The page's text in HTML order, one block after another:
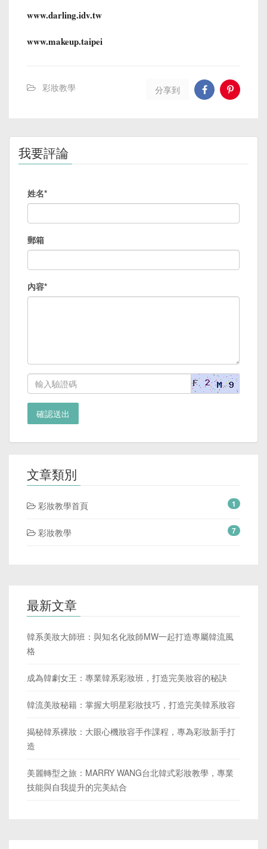
www.darling.idv.tw
www.makeup.taipei
彩妝教學 分享到
我要評論
姓名*
郵箱
內容*
確認送出
文章類別
彩妝教學首頁 1
彩妝教學 7
最新文章
韓系美妝大師班：與知名化妝師MW一起打造專屬韓流風
格
成為韓劇女王：專業韓系彩妝班，打造完美妝容的秘訣
韓流美妝秘籍：掌握大明星彩妝技巧，打造完美韓系妝容
揭秘韓系裸妝：大眼心機妝容手作課程，專為彩妝新手打
造
美麗轉型之旅：MARRY WANG台北韓式彩妝教學，專業
技能與自我提升的完美結合